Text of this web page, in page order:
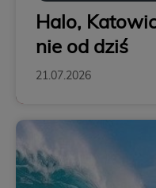
Halo,
nie od dziś
21.07.2026